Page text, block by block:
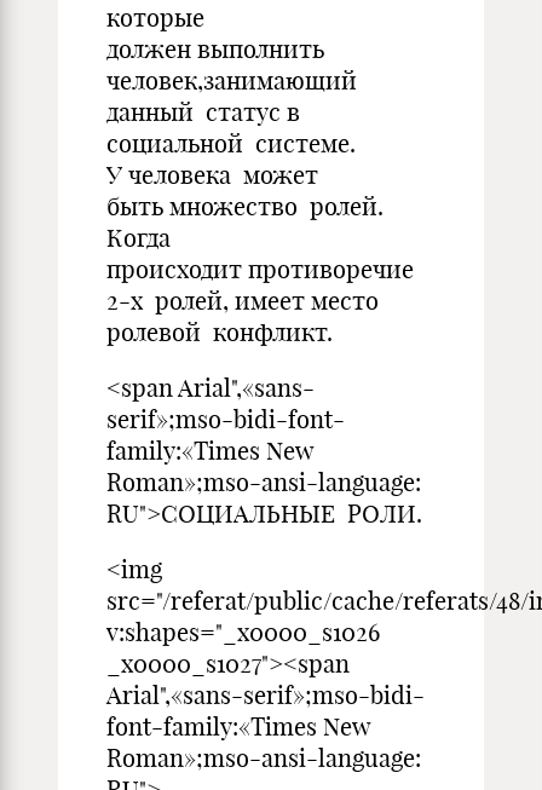
которые
должен выполнить
человек,занимающий
данный статус в
социальной системе.
У человека может
быть множество ролей.
Когда
происходит противоречие
2-х ролей, имеет место
ролевой конфликт.
<span Arial",«sans-
serif»;mso-bidi-font-
family:«Times New
Roman»;mso-ansi-language:
RU">СОЦИАЛЬНЫЕ РОЛИ.
<img
src="/referat/public/cache/referats/48/
v:shapes="_x0000_s1026
_x0000_s1027"><span
Arial",«sans-serif»;mso-bidi-
font-family:«Times New
Roman»;mso-ansi-language: